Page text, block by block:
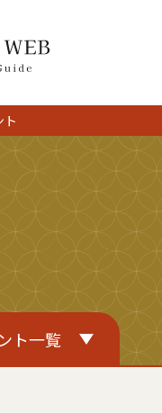
ト
ト一覧